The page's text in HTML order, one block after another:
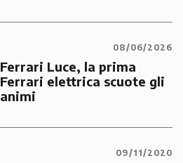
08/06/2026
Ferrari Luce, la prima
Ferrari elettrica scuote gli
animi
09/11/2020